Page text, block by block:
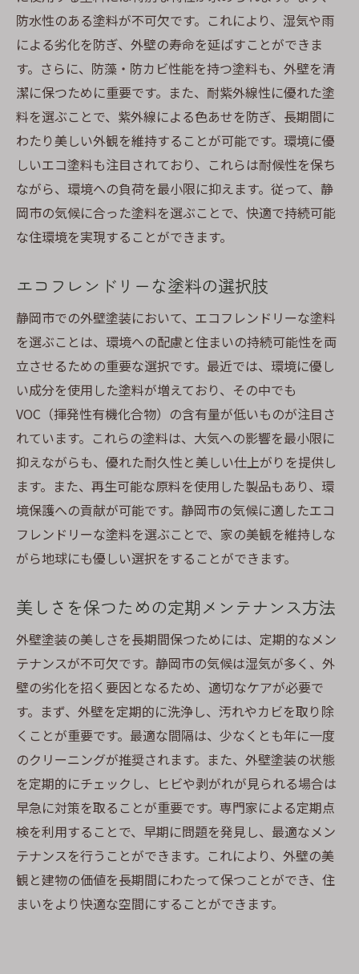
防水性のある塗料が不可欠です。これにより、湿気や雨
による劣化を防ぎ、外壁の寿命を延ばすことができま
す。さらに、防藻・防カビ性能を持つ塗料も、外壁を清
潔に保つために重要です。また、耐紫外線性に優れた塗
料を選ぶことで、紫外線による色あせを防ぎ、長期間に
わたり美しい外観を維持することが可能です。環境に優
しいエコ塗料も注目されており、これらは耐候性を保ち
ながら、環境への負荷を最小限に抑えます。従って、静
岡市の気候に合った塗料を選ぶことで、快適で持続可能
な住環境を実現することができます。
エコフレンドリーな塗料の選択肢
静岡市での外壁塗装において、エコフレンドリーな塗料
を選ぶことは、環境への配慮と住まいの持続可能性を両
立させるための重要な選択です。最近では、環境に優し
い成分を使用した塗料が増えており、その中でも
VOC（揮発性有機化合物）の含有量が低いものが注目さ
れています。これらの塗料は、大気への影響を最小限に
抑えながらも、優れた耐久性と美しい仕上がりを提供し
ます。また、再生可能な原料を使用した製品もあり、環
境保護への貢献が可能です。静岡市の気候に適したエコ
フレンドリーな塗料を選ぶことで、家の美観を維持しな
がら地球にも優しい選択をすることができます。
美しさを保つための定期メンテナンス方法
外壁塗装の美しさを長期間保つためには、定期的なメン
テナンスが不可欠です。静岡市の気候は湿気が多く、外
壁の劣化を招く要因となるため、適切なケアが必要で
す。まず、外壁を定期的に洗浄し、汚れやカビを取り除
くことが重要です。最適な間隔は、少なくとも年に一度
のクリーニングが推奨されます。また、外壁塗装の状態
を定期的にチェックし、ヒビや剥がれが見られる場合は
早急に対策を取ることが重要です。専門家による定期点
検を利用することで、早期に問題を発見し、最適なメン
テナンスを行うことができます。これにより、外壁の美
観と建物の価値を長期間にわたって保つことができ、住
まいをより快適な空間にすることができます。